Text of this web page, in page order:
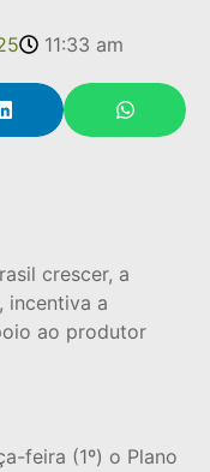
11:33 am
crescer, a
incentiva a
ao produtor
feira (1º) o Plano